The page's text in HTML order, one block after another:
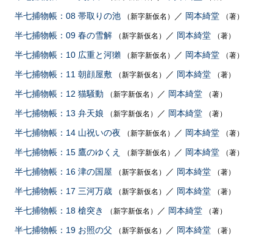
半七捕物帳：08 帯取りの池 （新字新仮名） ／ 岡本綺堂 （著）
半七捕物帳：09 春の雪解 （新字新仮名） ／ 岡本綺堂 （著）
半七捕物帳：10 広重と河獺 （新字新仮名） ／ 岡本綺堂 （著）
半七捕物帳：11 朝顔屋敷 （新字新仮名） ／ 岡本綺堂 （著）
半七捕物帳：12 猫騒動 （新字新仮名） ／ 岡本綺堂 （著）
半七捕物帳：13 弁天娘 （新字新仮名） ／ 岡本綺堂 （著）
半七捕物帳：14 山祝いの夜 （新字新仮名） ／ 岡本綺堂 （著）
半七捕物帳：15 鷹のゆくえ （新字新仮名） ／ 岡本綺堂 （著）
半七捕物帳：16 津の国屋 （新字新仮名） ／ 岡本綺堂 （著）
半七捕物帳：17 三河万歳 （新字新仮名） ／ 岡本綺堂 （著）
半七捕物帳：18 槍突き （新字新仮名） ／ 岡本綺堂 （著）
半七捕物帳：19 お照の父 （新字新仮名） ／ 岡本綺堂 （著）